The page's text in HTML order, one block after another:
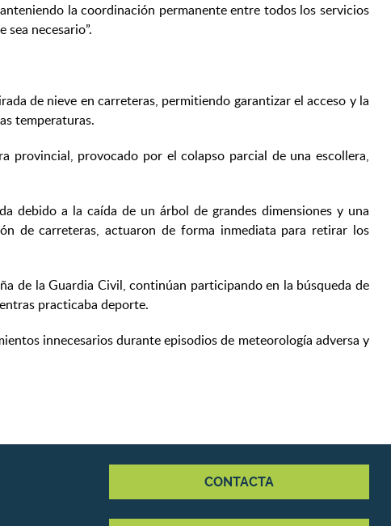
la coordinación permanente entre todos los servicios
necesario”.
de nieve en carreteras, permitiendo garantizar el acceso y la
temperaturas.
provincial, provocado por el colapso parcial de una escollera,
debido a la caída de un árbol de grandes dimensiones y una
de carreteras, actuaron de forma inmediata para retirar los
de la Guardia Civil, continúan participando en la búsqueda de
practicaba deporte.
innecesarios durante episodios de meteorología adversa y
CONTACTA